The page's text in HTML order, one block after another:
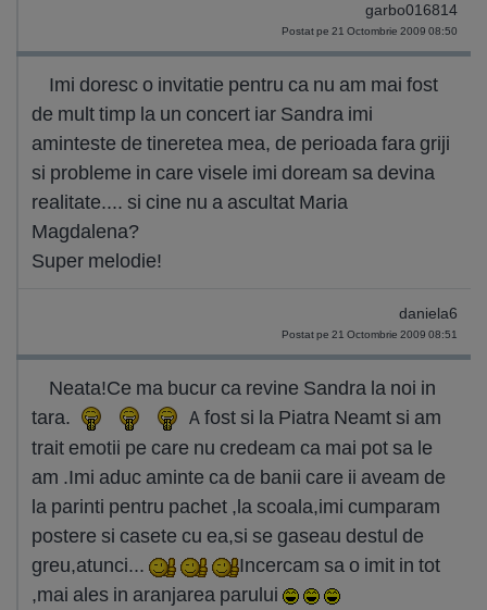
garbo016814
Postat pe 21 Octombrie 2009 08:50
Imi doresc o invitatie pentru ca nu am mai fost
de mult timp la un concert iar Sandra imi
aminteste de tineretea mea, de perioada fara griji
si probleme in care visele imi doream sa devina
realitate.... si cine nu a ascultat Maria
Magdalena?
Super melodie!
daniela6
Postat pe 21 Octombrie 2009 08:51
Neata!Ce ma bucur ca revine Sandra la noi in
tara.
A fost si la Piatra Neamt si am
trait emotii pe care nu credeam ca mai pot sa le
am .Imi aduc aminte ca de banii care ii aveam de
la parinti pentru pachet ,la scoala,imi cumparam
postere si casete cu ea,si se gaseau destul de
greu,atunci...
Incercam sa o imit in tot
,mai ales in aranjarea parului